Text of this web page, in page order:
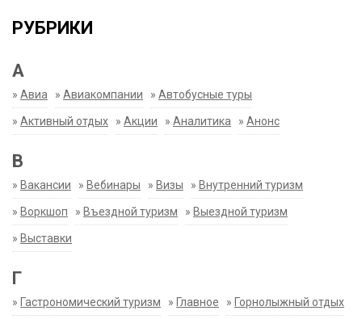
РУБРИКИ
А
» Авиа » Авиакомпании » Автобусные туры
» Активный отдых » Акции » Аналитика » Анонс
В
» Вакансии » Вебинары » Визы » Внутренний туризм
» Воркшоп » Въездной туризм » Выездной туризм
» Выставки
Г
» Гастрономический туризм » Главное » Горнолыжный отдых